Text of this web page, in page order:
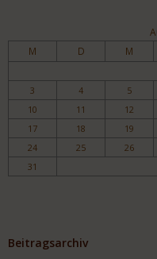
M D M
3
4 5
10
11 12
17
18 19
24
25 26
31
Beitragsarchiv